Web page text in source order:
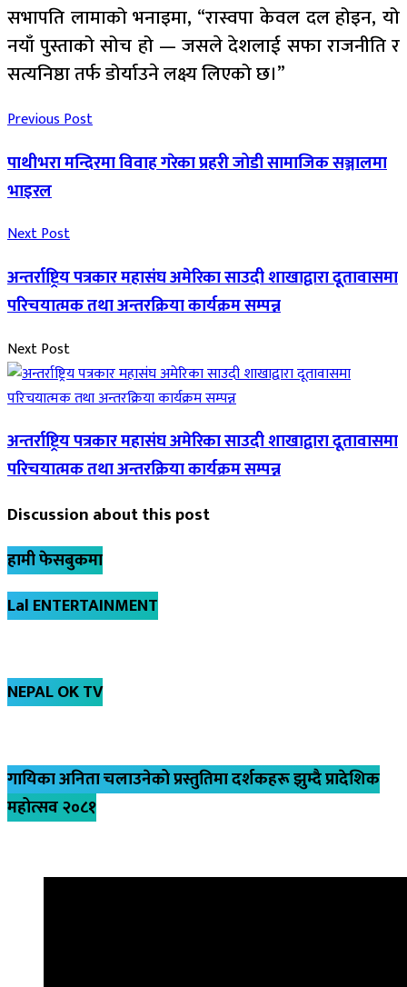
सभापति लामाको भनाइमा, “रास्वपा केवल दल होइन, यो
नयाँ पुस्ताको सोच हो — जसले देशलाई सफा राजनीति र
सत्यनिष्ठा तर्फ डोर्याउने लक्ष्य लिएको छ।”
Previous Post
पाथीभरा मन्दिरमा विवाह गरेका प्रहरी जोडी सामाजिक सञ्जालमा
भाइरल
Next Post
अन्तर्राष्ट्रिय पत्रकार महासंघ अमेरिका साउदी शाखाद्वारा दूतावासमा
परिचयात्मक तथा अन्तरक्रिया कार्यक्रम सम्पन्न
Next Post
अन्तर्राष्ट्रिय पत्रकार महासंघ अमेरिका साउदी शाखाद्वारा दूतावासमा
परिचयात्मक तथा अन्तरक्रिया कार्यक्रम सम्पन्न
Discussion about this post
हामी फेसबुकमा
Lal ENTERTAINMENT
NEPAL OK TV
गायिका अनिता चलाउनेको प्रस्तुतिमा दर्शकहरू झुम्दै प्रादेशिक
महोत्सव २०८१